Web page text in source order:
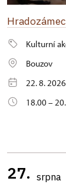
Kulturní
Bouzov
22. 8. 2026
18.00 –
27. srpna